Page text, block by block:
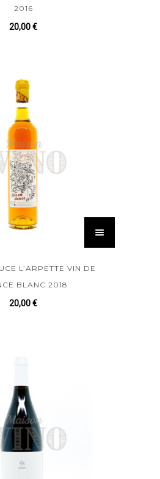
2016
20,00€
L’ARPETTE VIN DE
BLANC 2018
20,00€